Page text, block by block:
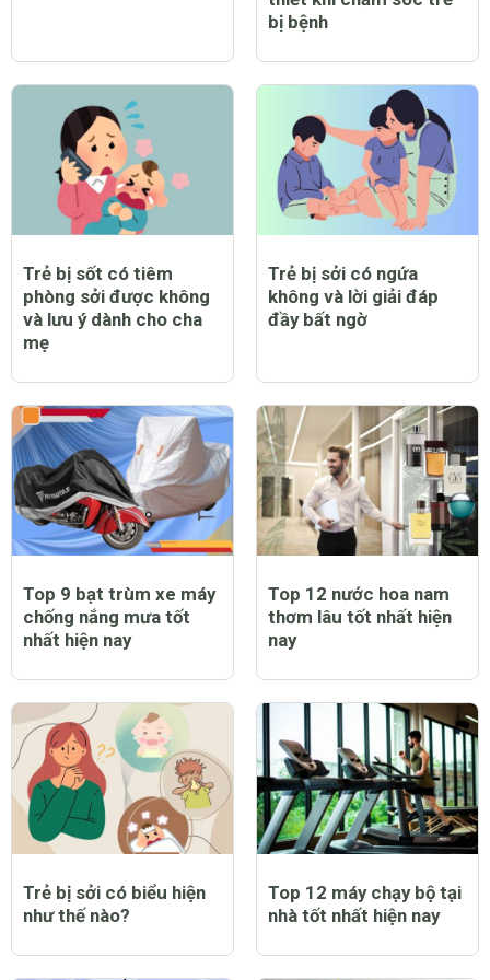
bị bệnh
Trẻ bị sốt có tiêm
phòng sởi được không
và lưu ý dành cho cha
mẹ
Trẻ bị sởi có ngứa
không và lời giải đáp
đầy bất ngờ
Top 9 bạt trùm xe máy
chống nắng mưa tốt
nhất hiện nay
Top 12 nước hoa nam
thơm lâu tốt nhất hiện
nay
Trẻ bị sởi có biểu hiện
như thế nào?
Top 12 máy chạy bộ tại
nhà tốt nhất hiện nay